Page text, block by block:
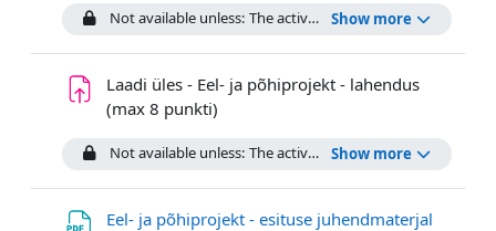
Show more
Not available unless: The activity Eneseanalüüs -
Laadi üles - Eel- ja põhiprojekt - lahendus
(max 8 punkti)
Show more
Not available unless: The activity Küsimuste/tagasiside
Eel- ja põhiprojekt - esituse juhendmaterjal